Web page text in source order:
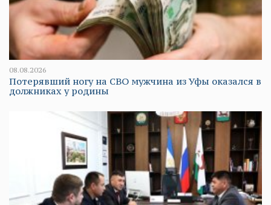
08.08.2026
Потерявший ногу на СВО мужчина из Уфы оказался в
должниках у родины